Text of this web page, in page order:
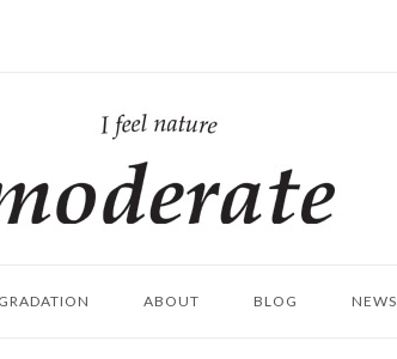
ム
GRADATION ABOUT BLOG NEWS